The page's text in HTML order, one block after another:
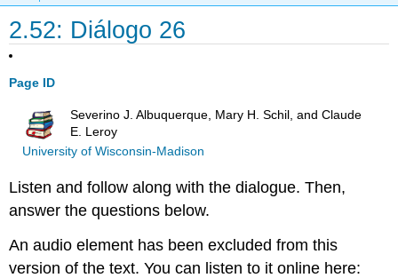
2.52: Diálogo 26
Page ID
Severino J. Albuquerque, Mary H. Schil, and Claude
E. Leroy
University of Wisconsin-Madison
Listen and follow along with the dialogue. Then,
answer the questions below.
An audio element has been excluded from this
version of the text. You can listen to it online here: